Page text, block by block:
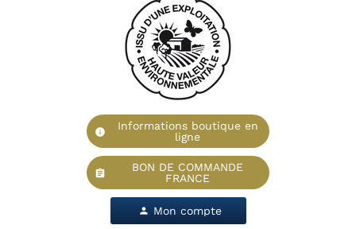
info
Informations boutique en
ligne
assignment
BON DE COMMANDE
FRANCE
person Mon compte